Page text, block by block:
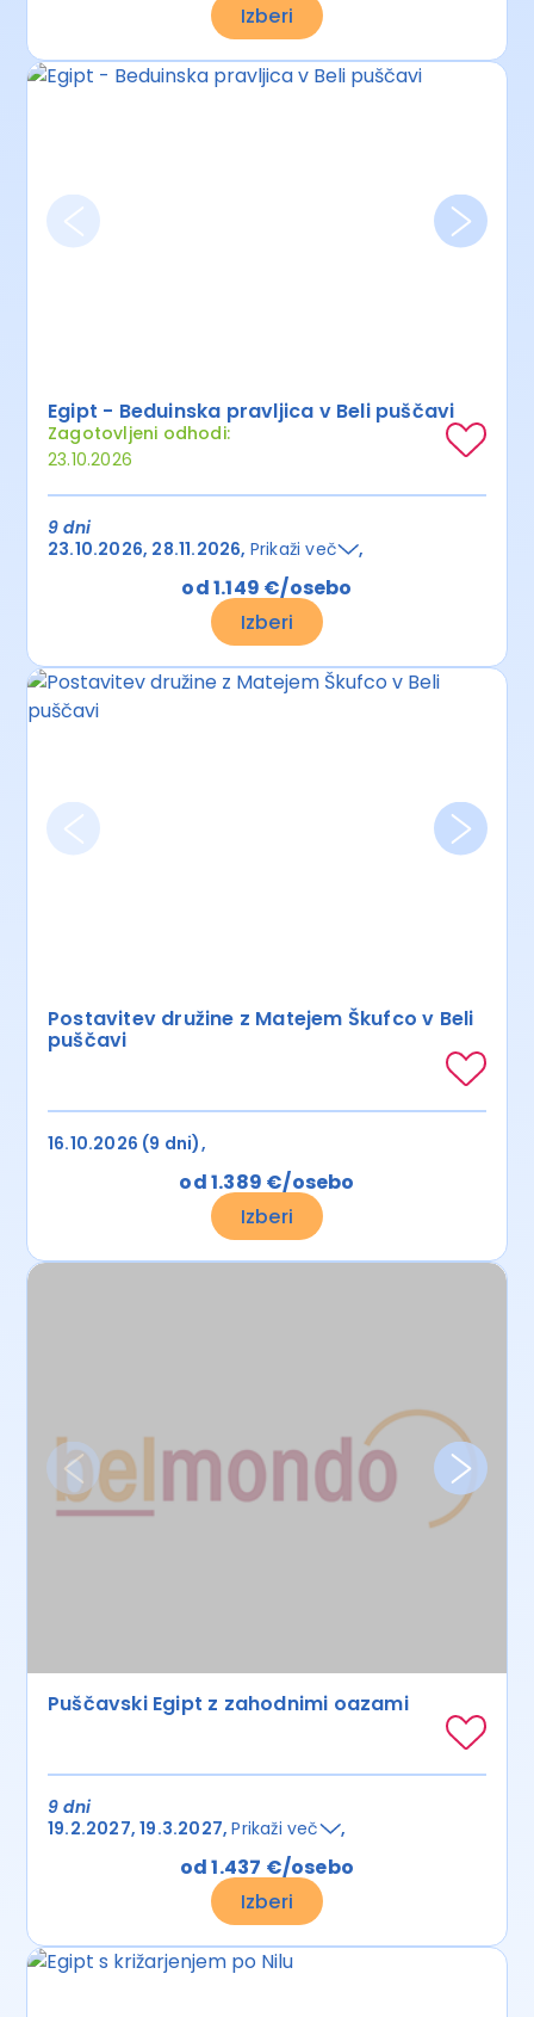
Izberi
Egipt - Beduinska pravljica v Beli puščavi
Zagotovljeni odhodi:
23.10.2026
9 dni
23.10.2026 28.11.2026 Prikaži več
od 1.149 €/osebo
Izberi
Postavitev družine z Matejem Škufco v Beli
puščavi
16.10.2026 (9 dni)
od 1.389 €/osebo
Izberi
Puščavski Egipt z zahodnimi oazami
9 dni
19.2.2027 19.3.2027 Prikaži več
od 1.437 €/osebo
Izberi